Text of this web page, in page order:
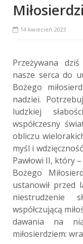
14 kwiecień 2023
Przeżywana
nasze serca do
Bożego
nadziei.
ludzkiej
współczesny
obliczu
myśl i
Pawłowi II, który
Bożego
ustanowił przed
niestrudzenie
współczującą
dawania na
miłosierdziem: